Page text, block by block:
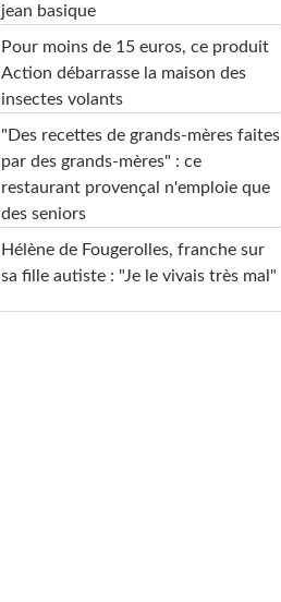
jean basique
Pour moins de 15 euros, ce produit
Action débarrasse la maison des
insectes volants
"Des recettes de grands-mères faites
par des grands-mères" : ce
restaurant provençal n'emploie que
des seniors
Hélène de Fougerolles, franche sur
sa fille autiste : "Je le vivais très mal"